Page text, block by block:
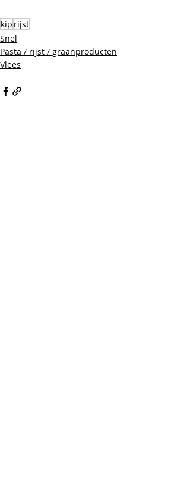
kip rijst
Snel
Pasta / rijst / graanproducten
Vlees